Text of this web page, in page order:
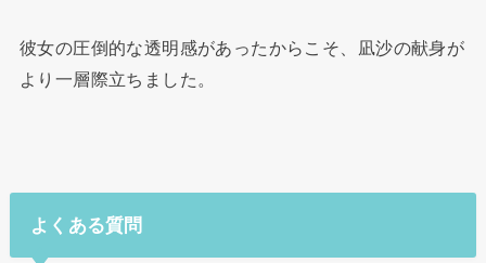
彼女の圧倒的な透明感があったからこそ、凪沙の献身が
より一層際立ちました。
よくある質問